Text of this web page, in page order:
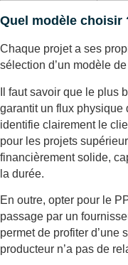
Quel modèle choisir
Chaque projet a ses
sélection d’un modèle
Il faut savoir que le plus
garantit un flux physique
identifie clairement le
pour les projets
financièrement solide,
la durée.
En outre, opter pour le
passage par un
permet de profiter d’une
producteur n’a pas de